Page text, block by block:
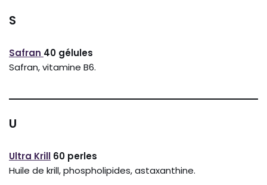
S
Safran 40 gélules
Safran, vitamine B6.
U
Ultra Krill 60 perles
Huile de krill, phospholipides, astaxanthine.